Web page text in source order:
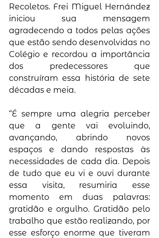
Recoletos. Frei Miguel Hernández
iniciou sua mensagem
agradecendo a todos pelas ações
que estão sendo desenvolvidas no
Colégio e recordou a importância
dos predecessores que
construíram essa história de sete
décadas e meia.
“É sempre uma alegria perceber
que a gente vai evoluindo,
avançando, abrindo novos
espaços e dando respostas às
necessidades de cada dia. Depois
de tudo que eu vi e ouvi durante
essa visita, resumiria esse
momento em duas palavras:
gratidão e orgulho. Gratidão pelo
trabalho que estão realizando, por
esse esforço enorme que tiveram